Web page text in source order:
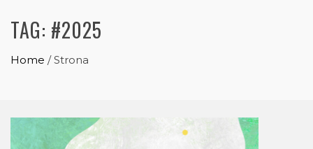
TAG: #2025
Home /Strona